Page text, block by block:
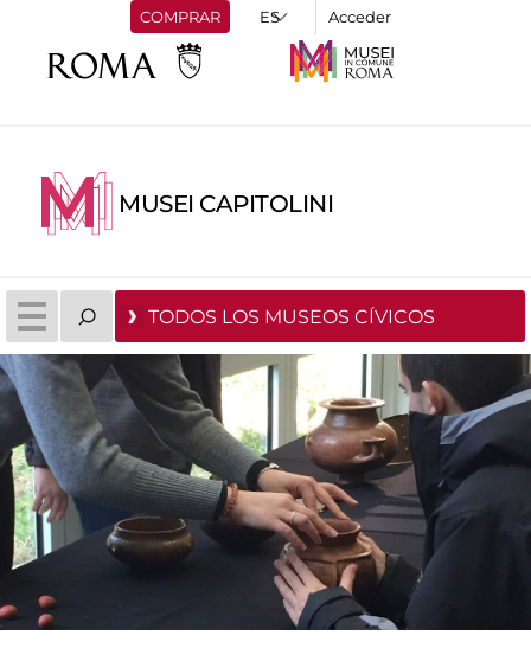
COMPRAR Acceder
MUSEI CAPITOLINI
TODOS LOS MUSEOS CÍVICOS